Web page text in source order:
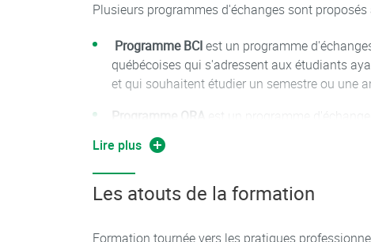
Plusieurs programmes d'échanges sont
Programme BCIest un programme
québécoises qui s'adressent aux étudiants
et qui souhaitent étudier un semestre ou une
Programme ORA
est un programme
province de l'Ontario au Canada. Les
le Bac et ayant un bon score au TOEFL
ou une année complète.
Programme ISEP est un programme qui
Lire plus
Les atouts de la formation
Formation tournée vers les pratiques